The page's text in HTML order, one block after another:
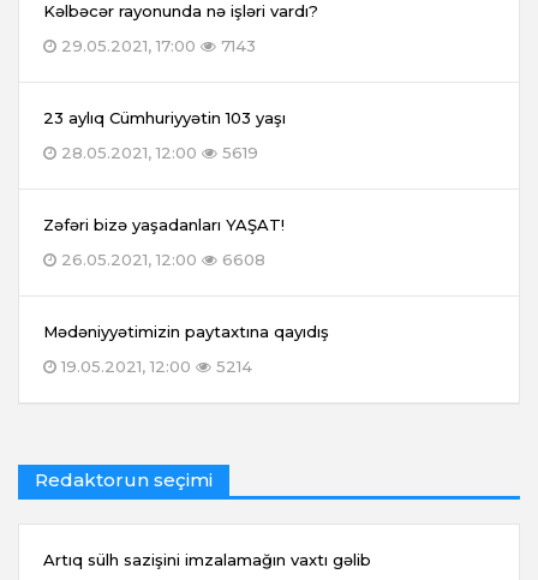
Kəlbəcər rayonunda nə işləri vardı?
29.05.2021, 17:00
7143
23 aylıq Cümhuriyyətin 103 yaşı
28.05.2021, 12:00
5619
Zəfəri bizə yaşadanları YAŞAT!
26.05.2021, 12:00
6608
Mədəniyyətimizin paytaxtına qayıdış
19.05.2021, 12:00
5214
Redaktorun seçimi
Artıq sülh sazişini imzalamağın vaxtı gəlib